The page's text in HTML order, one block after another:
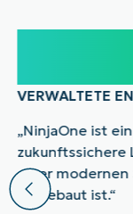
VERWALTETE
„NinjaOne ist
zukunftssichere
einer modernen
aufgebaut ist.“